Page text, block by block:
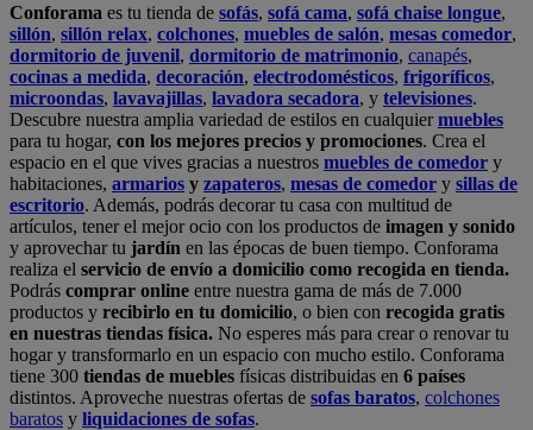
Conforama es tu tienda de sofás, sofá cama, sofá chaise longue,
sillón, sillón relax, colchones, muebles de salón, mesas comedor,
dormitorio de juvenil, dormitorio de matrimonio, canapés,
cocinas a medida, decoración, electrodomésticos, frigoríficos,
microondas, lavavajillas, lavadora secadora, y televisiones.
Descubre nuestra amplia variedad de estilos en cualquiermuebles
para tu hogar, con los mejores precios y promociones. Crea el
espacio en el que vives gracias a nuestros muebles de comedor y
habitaciones, armarios y zapateros, mesas de comedor y sillas de
escritorio. Además, podrás decorar tu casa con multitud de
artículos, tener el mejor ocio con los productos de imagen y sonido
y aprovechar tu jardín en las épocas de buen tiempo. Conforama
realiza el servicio de envío a domicilio como recogida en tienda.
Podrás comprar online entre nuestra gama de más de 7.000
productos y recibirlo en tu domicilio, o bien con recogida gratis
en nuestras tiendas física. No esperes más para crear o renovar tu
hogar y transformarlo en un espacio con mucho estilo. Conforama
tiene 300 tiendas de muebles físicas distribuidas en 6 países
distintos. Aproveche nuestras ofertas de sofas baratos, colchones
baratos y liquidaciones de sofas.